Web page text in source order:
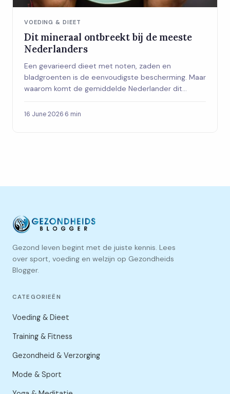
VOEDING & DIEET
Dit mineraal ontbreekt bij de meeste
Nederlanders
Een gevarieerd dieet met noten, zaden en
bladgroenten is de eenvoudigste bescherming. Maar
waarom komt de gemiddelde Nederlander dit
16 June 2026·6 min
Gezond leven begint met de juiste kennis. Lees
over sport, voeding en welzijn op Gezondheids
Blogger.
CATEGORIEËN
Voeding & Dieet
Training & Fitness
Gezondheid & Verzorging
Mode & Sport